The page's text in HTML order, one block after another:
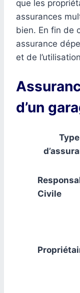
que les
assurances
bien. En fin de
assurance
et de
d’un
Type
Civile